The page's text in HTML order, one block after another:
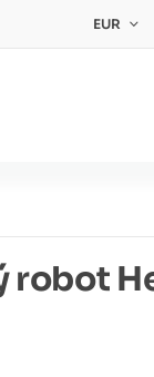
EUR
robot